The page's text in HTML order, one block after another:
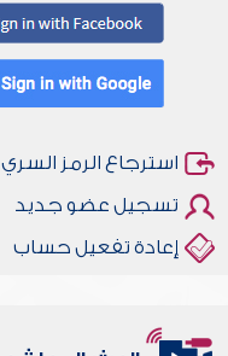
استرجاع الرمز السري
تسجيل عضو جديد
إعادة تفعيل حساب